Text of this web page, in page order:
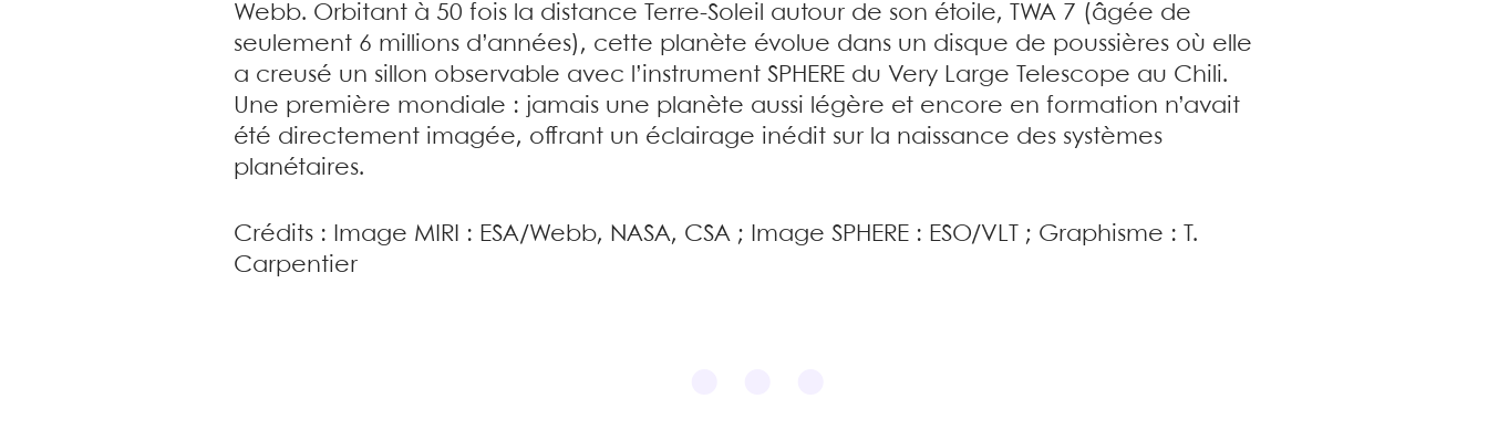
Webb. Orbitant à 50 fois la distance Terre-Soleil autour de son étoile, TWA 7 (âgée de
seulement 6 millions d’années), cette planète évolue dans un disque de poussières où elle
a creusé un sillon observable avec l’instrument SPHERE du Very Large Telescope au Chili.
Une première mondiale : jamais une planète aussi légère et encore en formation n’avait
été directement imagée, offrant un éclairage inédit sur la naissance des systèmes
planétaires.
Crédits : Image MIRI : ESA/Webb, NASA, CSA ; Image SPHERE : ESO/VLT ; Graphisme : T.
Carpentier